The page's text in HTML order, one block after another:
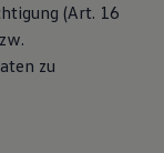
(Art. 16
zu